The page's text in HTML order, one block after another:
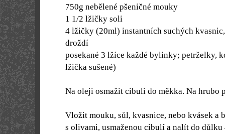
750g nebělené pšeničné mouky
1 1/2 lžičky soli
4 lžičky (20ml) instantních suchých
droždí
posekané 3 lžíce každé bylinky; petrželky,
lžička sušené)
Na oleji osmažit cibuli do měkka. Na hrubo
Vložit mouku, sůl, kvasnice, nebo kvásek a
s olivami, usmaženou cibulí a nalít do